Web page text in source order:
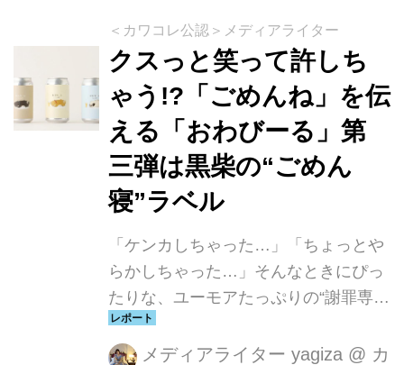
＜カワコレ公認＞メディアライター
クスっと笑って許しち
ゃう!?「ごめんね」を伝
える「おわびーる」第
三弾は黒柴の“ごめん
寝”ラベル
「ケンカしちゃった…」「ちょっとや
らかしちゃった…」そんなときにぴっ
たりな、ユーモアたっぷりの“謝罪専
用”ビール「おわびーる」に、待望の新
作が登場！2025年5月22日（木）よ
メディアライター yagiza @ カ